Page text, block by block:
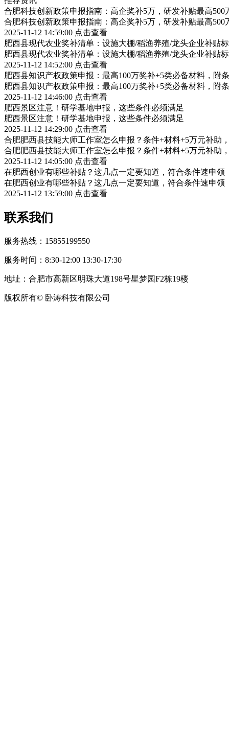
合肥科技创新政策申报指南：高企奖补5万，研发补贴最高500
合肥科技创新政策申报指南：高企奖补5万，研发补贴最高500
2025-11-12 14:59:00 点击查看
肥西县现代农业奖补清单：设施大棚/稻渔养殖/龙头企业补贴
肥西县现代农业奖补清单：设施大棚/稻渔养殖/龙头企业补贴
2025-11-12 14:52:00 点击查看
肥西县知识产权政策申报：最高100万奖补+5类必备材料，附
肥西县知识产权政策申报：最高100万奖补+5类必备材料，附
2025-11-12 14:46:00 点击查看
肥西景区注意！研学基地申报，这些条件必须满足
肥西景区注意！研学基地申报，这些条件必须满足
2025-11-12 14:29:00 点击查看
合肥肥西县技能大师工作室怎么申报？条件+材料+5万元补助
合肥肥西县技能大师工作室怎么申报？条件+材料+5万元补助
2025-11-12 14:05:00 点击查看
在肥西创业有哪些补贴？这几点一定要知道，符合条件速申领
在肥西创业有哪些补贴？这几点一定要知道，符合条件速申领
2025-11-12 13:59:00 点击查看
联系我们
服务热线：15855199550
服务时间：8:30-12:00 13:30-17:30
地址：合肥市高新区明珠大道198号星梦园F2栋19楼
版权所有© 卧涛科技有限公司